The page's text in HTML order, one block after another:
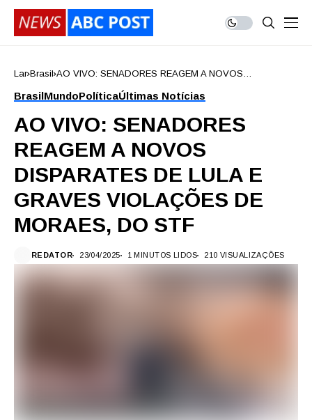
Lar Brasil AO VIVO: SENADORES REAGEM A NOVOS
MORAES, DO STF
BrasilMundoPolíticaÚltimas Notícias
AO VIVO: SENADORES
REAGEM A NOVOS
DISPARATES DE LULA E
GRAVES VIOLAÇÕES DE
MORAES, DO STF
REDATOR 23/04/2025 1 MINUTOS LIDOS 210 VISUALIZAÇÕES